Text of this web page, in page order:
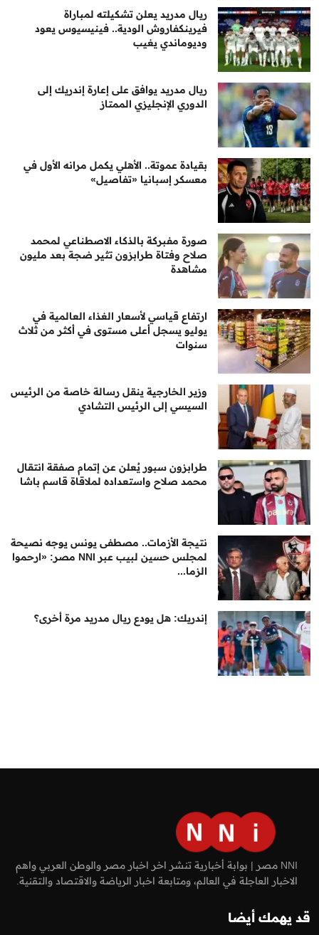
ريال مدريد يعلن تشكيلته لمباراة
فيرينكفاروش الودية.. فينيسيوس يعود
وديوماندي يغيب
ريال مدريد يوافق على إعارة إندريك إلى
الدوري الإنجليزي الممتاز
بقيادة عموتة.. الأهلي يكمل مرانه الأول في
معسكر إسبانيا «تفاصيل»
صورة مفبركة بالذكاء الاصطناعي لمحمد
صلاح وفتاة طرابزون تثير ضجة بعد مليون
مشاهدة
ارتفاع قياسي لأسعار الغذاء العالمية في
يوليو يسجل أعلى مستوى في أكثر من ثلاث
سنوات
وزير الخارجية ينقل رسالة خاصة من الرئيس
السيسي إلى الرئيس التشادي
طرابزون سبور يُعلن عن إتمام صفقة انتقال
محمد صلاح واستعداده لملاقاة قاسم باشا
نتيجة الأزمات.. مصطفى يونس يوجه نصيحة
لمجلس حسين لبيب عبر NNI مصر: «ارحموا
الزما...
إندريك: هل يودع ريال مدريد مرة أخرى؟
NNI مصر | بوابة أخبارية تنشر اخر اخبار مصر والوطن العربي واهم
الاخبار العاجلة في العالم، ومتابعة اخبار الرياضة والاقتصاد والتقنية.
قد يهمك أيضا